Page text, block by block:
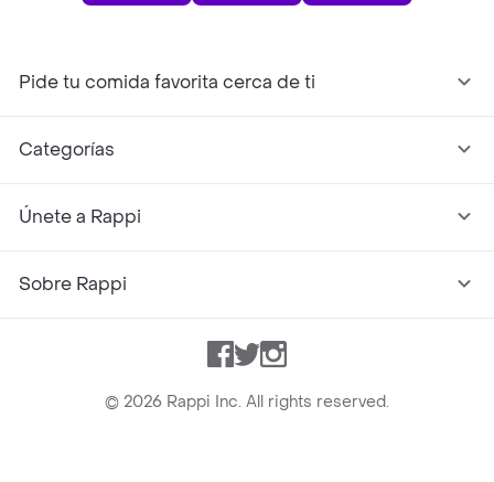
Pide tu comida favorita cerca de ti
Categorías
Únete a Rappi
Sobre Rappi
Facebook
TwitterInstagram
© 2026 Rappi Inc. All rights reserved.